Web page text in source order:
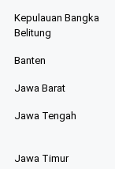
Kepulauan Bangka
Belitung
Banten
Jawa Barat
Jawa Tengah
Jawa Timur